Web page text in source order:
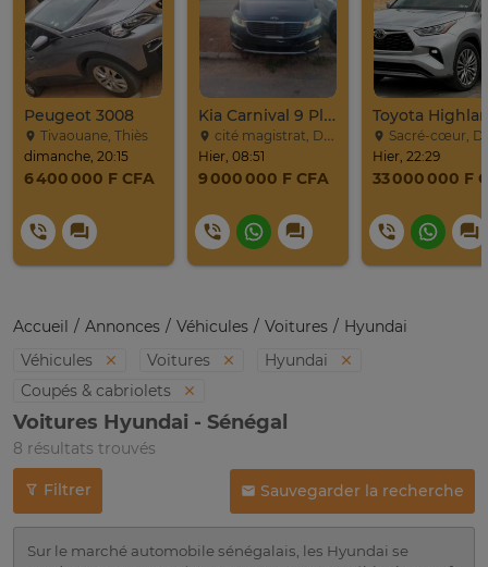
Peugeot 3008
Tivaouane, Thiès
dimanche, 20:15
6 400 000 F CFA
Kia Carnival 9 Places
cité magistrat, Dakar
Hier, 08:51
9 000 000 F CFA
Sacré-cœur,
Hier, 22:29
33 000 000 F
Accueil Annonces Véhicules Voitures
Hyundai
Véhicules
Voitures
Hyundai
Coupés & cabriolets
Voitures Hyundai - Sénégal
8 résultats trouvés
Filtrer Sauvegarder la recherche
Sur le marché automobile sénégalais, les Hyundai se